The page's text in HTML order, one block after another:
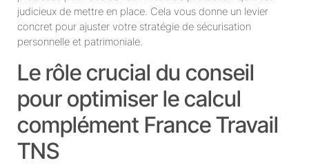
judicieux de mettre en place. Cela vous donne un levier
concret pour ajuster votre stratégie de sécurisation
personnelle et patrimoniale.
Le rôle crucial du conseil
pour optimiser le calcul
complément France Travail
TNS